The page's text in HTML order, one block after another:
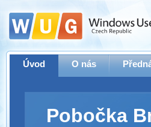
Úvod O nás
Pobočka